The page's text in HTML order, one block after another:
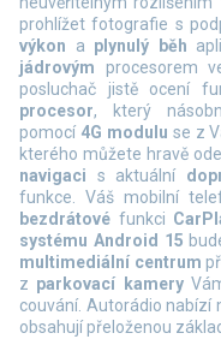
prohlížet fotografie s
výkon a plynulý běh
jádrovým procesorem
posluchač jistě ocení
procesor, který
pomocí 4G modulu se z
kterého můžete hravě
navigaci s aktuální
funkce. Váš mobilní
bezdrátové funkci
systému Android 15
multimediální centrum
z parkovací kamery
couvání. Autorádio nabízí
obsahují přeloženou